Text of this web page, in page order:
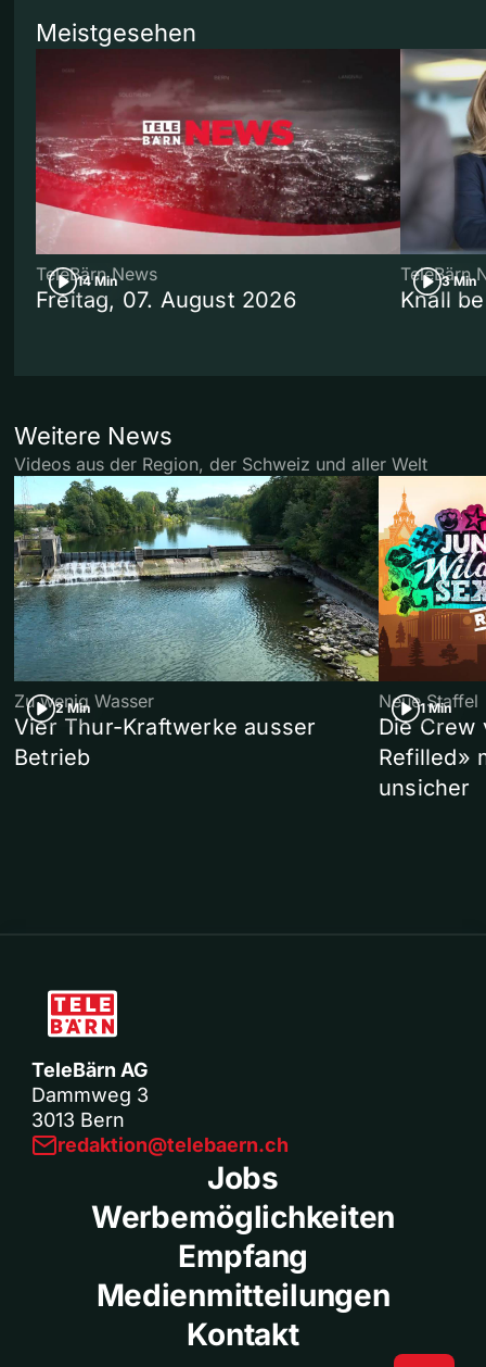
Meistgesehen
14 Min
TeleBärn News
Freitag, 07. August 2026
3 Min
TeleBärn
Knall
Weitere News
Videos aus der Region, der Schweiz und aller Welt
2 Min
Zu wenig Wasser
Vier Thur-Kraftwerke ausser
Betrieb
1 Min
Neue Staffel
Die Crew
Refilled»
unsicher
TeleBärn AG
Dammweg 3
3013 Bern
redaktion@telebaern.ch
Jobs
Werbemöglichkeiten
Empfang
Medienmitteilungen
Kontakt